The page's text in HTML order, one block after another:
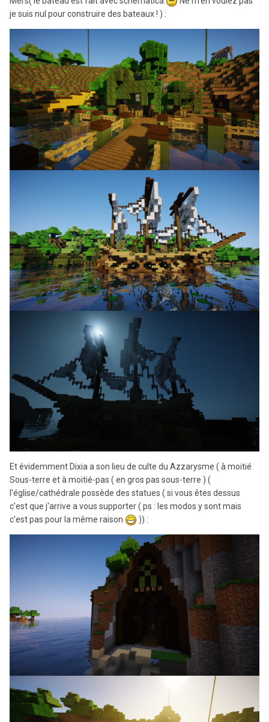
je suis nul pour construire des bateaux ! ) :
Et évidemment Dixia a son lieu de culte du Azzarysme ( à moitié
Sous-terre et à moitié-pas ( en gros pas sous-terre ) (
l'église/cathédrale possède des statues ( si vous êtes dessus
c'est que j'arrive a vous supporter ( ps : les modos y sont mais
c'est pas pour la même raison
)) :